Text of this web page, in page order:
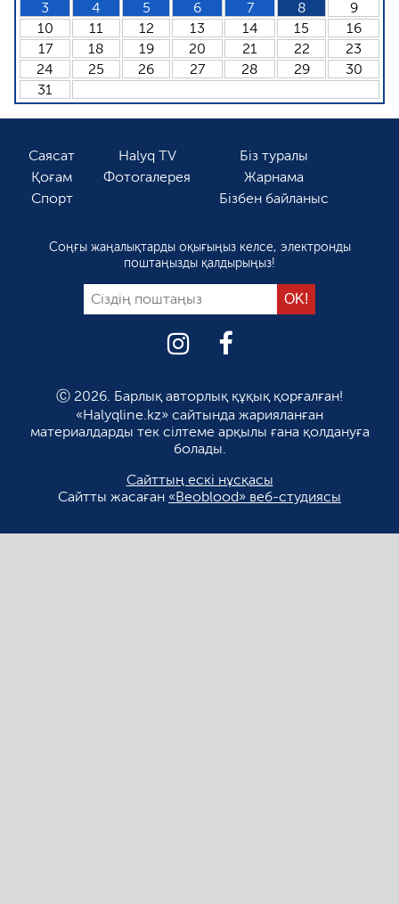
3
4 5 6 7 8
9
10
11 12 13 14 15
16
17
18 19 20 21 22
23
24
25 26 27 28 29
30
31
Саясат
Қоғам
Спорт
Halyq TV
Фотогалерея
Біз туралы
Жарнама
Бізбен байланыс
Соңғы жаңалықтарды оқығыңыз келсе, электронды
поштаңызды қалдырыңыз!
Ⓒ 2026. Барлық авторлық құқық қорғалған!
«Halyqline.kz» сайтында жарияланған
материалдарды тек сілтеме арқылы ғана қолдануға
болады.
Сайттың ескі нұсқасы
Сайтты жасаған «Beoblood» веб-студиясы